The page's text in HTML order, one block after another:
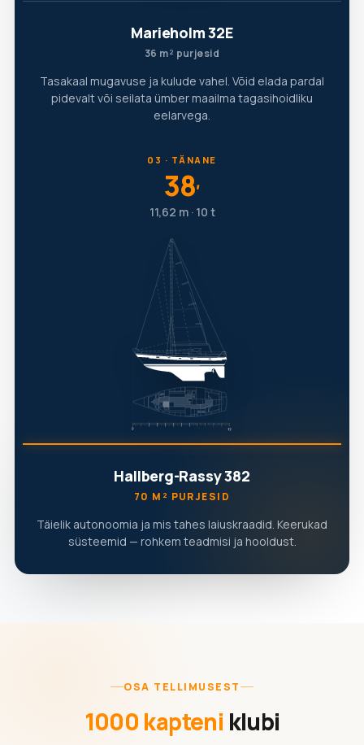
Marieholm 32E
36 m² purjesid
Tasakaal mugavuse ja kulude vahel. Võid elada pardal
pidevalt või seilata ümber maailma tagasihoidliku
eelarvega.
03 · TÄNANE
38′
11,62 m · 10 t
Hallberg-Rassy 382
70 M² PURJESID
Täielik autonoomia ja mis tahes laiuskraadid. Keerukad
süsteemid — rohkem teadmisi ja hooldust.
OSA TELLIMUSEST
1000 kapteni klubi